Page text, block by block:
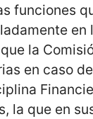
funciones
la
en caso
la que en